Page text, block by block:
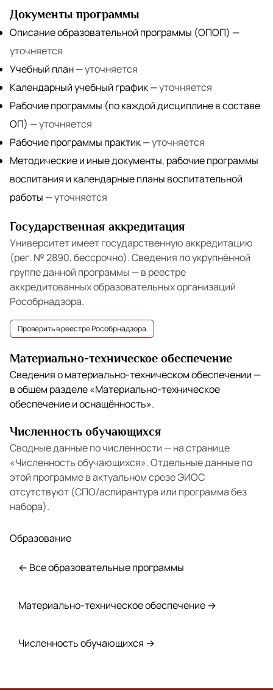
Документы программы
Описание образовательной программы (ОПОП) —
уточняется
Учебный план—уточняется
Календарный учебный график—уточняется
Рабочие программы (по каждой дисциплине в составе
ОП) —уточняется
Рабочие программы практик—уточняется
Методические и иные документы, рабочие программы
воспитания и календарные планы воспитательной
работы —уточняется
Государственная аккредитация
Университет имеет государственную аккредитацию
(рег. № 2890, бессрочно). Сведения по укрупнённой
группе данной программы — в реестре
аккредитованных образовательных организаций
Рособрнадзора.
Проверить в реестре Рособрнадзора
Материально-техническое обеспечение
Сведения о материально-техническом обеспечении —
в общем разделе«Материально-техническое
обеспечение и оснащённость».
Численность обучающихся
Сводные данные по численности — на странице
«Численность обучающихся». Отдельные данные по
этой программе в актуальном срезе ЭИОС
отсутствуют (СПО/аспирантура или программа без
набора).
Образование
← Все образовательные программы
Материально-техническое обеспечение →
Численность обучающихся →